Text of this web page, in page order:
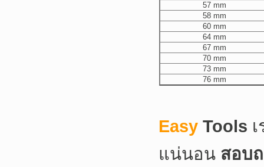
57 mm
58 mm
60 mm
64 mm
67 mm
70 mm
73 mm
76 mm
Easy Tools
แน่นอน สอบ